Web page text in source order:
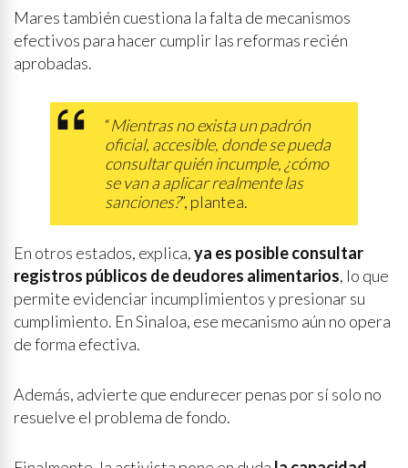
Mares también cuestiona la falta de mecanismos
efectivos para hacer cumplir las reformas recién
aprobadas.
“Mientras no exista un padrón
oficial, accesible, donde se pueda
consultar quién incumple, ¿cómo
se van a aplicar realmente las
sanciones?”, plantea.
En otros estados, explica,ya es posible consultar
registros públicos de deudores alimentarios, lo que
permite evidenciar incumplimientos y presionar su
cumplimiento. En Sinaloa, ese mecanismo aún no opera
de forma efectiva.
Además, advierte que endurecer penas por sí solo no
resuelve el problema de fondo.